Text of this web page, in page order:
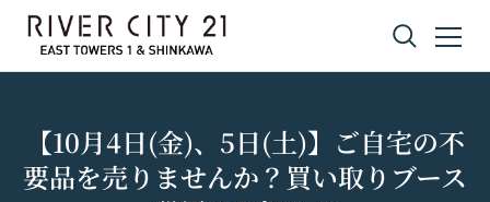
【10月4日(金)、5日(土)】ご自宅の不
要品を売りませんか？買い取りブース